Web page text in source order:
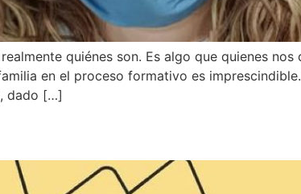
quiénes son. Es algo que quienes nos
en el proceso formativo es
dado […]